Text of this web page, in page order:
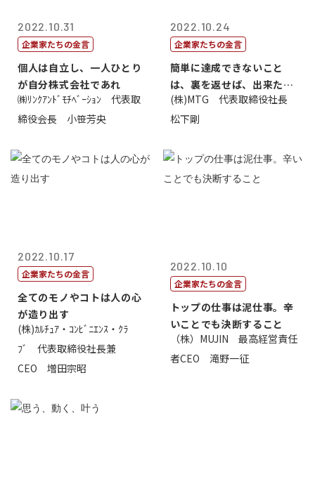
2022.10.31
企業家たちの金言
個人は自立し、一人ひとり
が自分株式会社であれ
㈱ﾘﾝｸｱﾝﾄﾞﾓﾁﾍﾞｰｼｮﾝ 代表取
締役会長 小笹芳央
2022.10.24
企業家たちの金言
簡単に達成できないこと
は、裏を返せば、出来たら
価値があるとい...
(株)MTG 代表取締役社長
松下剛
2022.10.17
企業家たちの金言
全てのモノやコトは人の心
が造り出す
(株)ｶﾙﾁｭｱ・ｺﾝﾋﾞﾆｴﾝｽ・ｸﾗ
ﾌﾞ 代表取締役社長兼
CEO 増田宗昭
2022.10.10
企業家たちの金言
トップの仕事は泥仕事。辛
いことでも決断すること
（株）MUJIN 最高経営責任
者CEO 滝野一征